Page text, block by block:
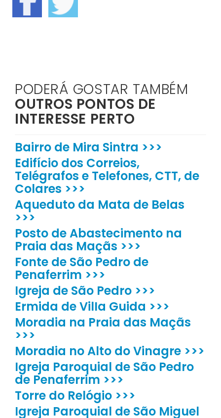
PODERÁ GOSTAR TAMBÉM
OUTROS PONTOS DE
INTERESSE PERTO
Bairro de Mira Sintra >>>
Edifício dos Correios,
Telégrafos e Telefones, CTT, de
Colares >>>
Aqueduto da Mata de Belas
>>>
Posto de Abastecimento na
Praia das Maçãs >>>
Fonte de São Pedro de
Penaferrim >>>
Igreja de São Pedro >>>
Ermida de VilIa Guida >>>
Moradia na Praia das Maçãs
>>>
Moradia no Alto do Vinagre >>>
Igreja Paroquial de São Pedro
de Penaferrim >>>
Torre do Relógio >>>
Igreja Paroquial de São Miguel